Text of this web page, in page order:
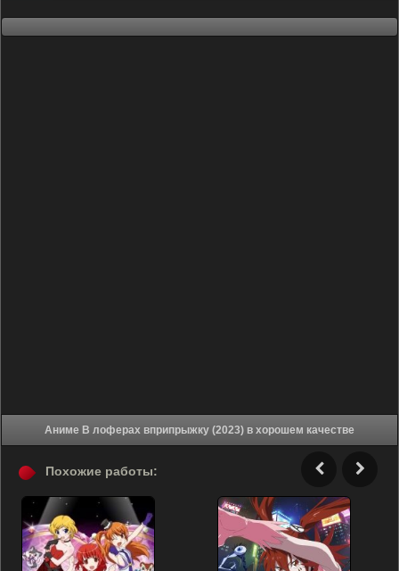
Аниме В лоферах вприпрыжку (2023) в хорошем качестве
Похожие работы: